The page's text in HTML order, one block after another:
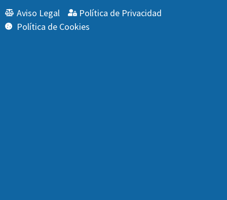
Aviso Legal
Política de Privacidad
Política de Cookies